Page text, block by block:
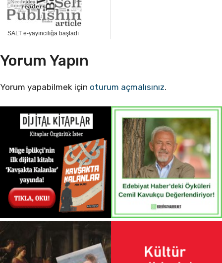
SALT e-yayıncılığa başladı
Yorum Yapın
Yorum yapabilmek için oturum açmalısınız.